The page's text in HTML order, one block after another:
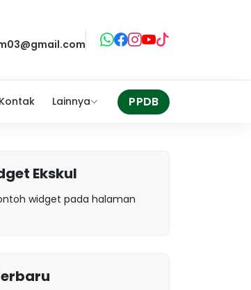
Kontak Lainnya PPDB
Ekskul
widget pada halaman